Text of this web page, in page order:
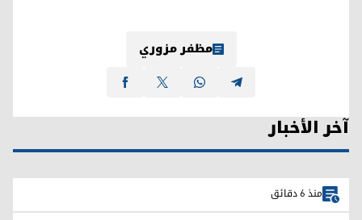
مظفر مزوري
آخر الأخبار
منذ 6 دقائق